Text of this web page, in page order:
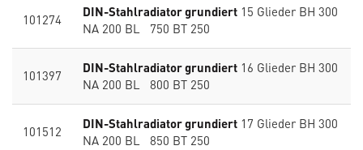
101274 DIN-Stahlradiator grundiert 15 Glieder BH 300
NA 200 BL 750 BT 250
101397 DIN-Stahlradiator grundiert 16 Glieder BH 300
NA 200 BL 800 BT 250
101512 DIN-Stahlradiator grundiert 17 Glieder BH 300
NA 200 BL 850 BT 250